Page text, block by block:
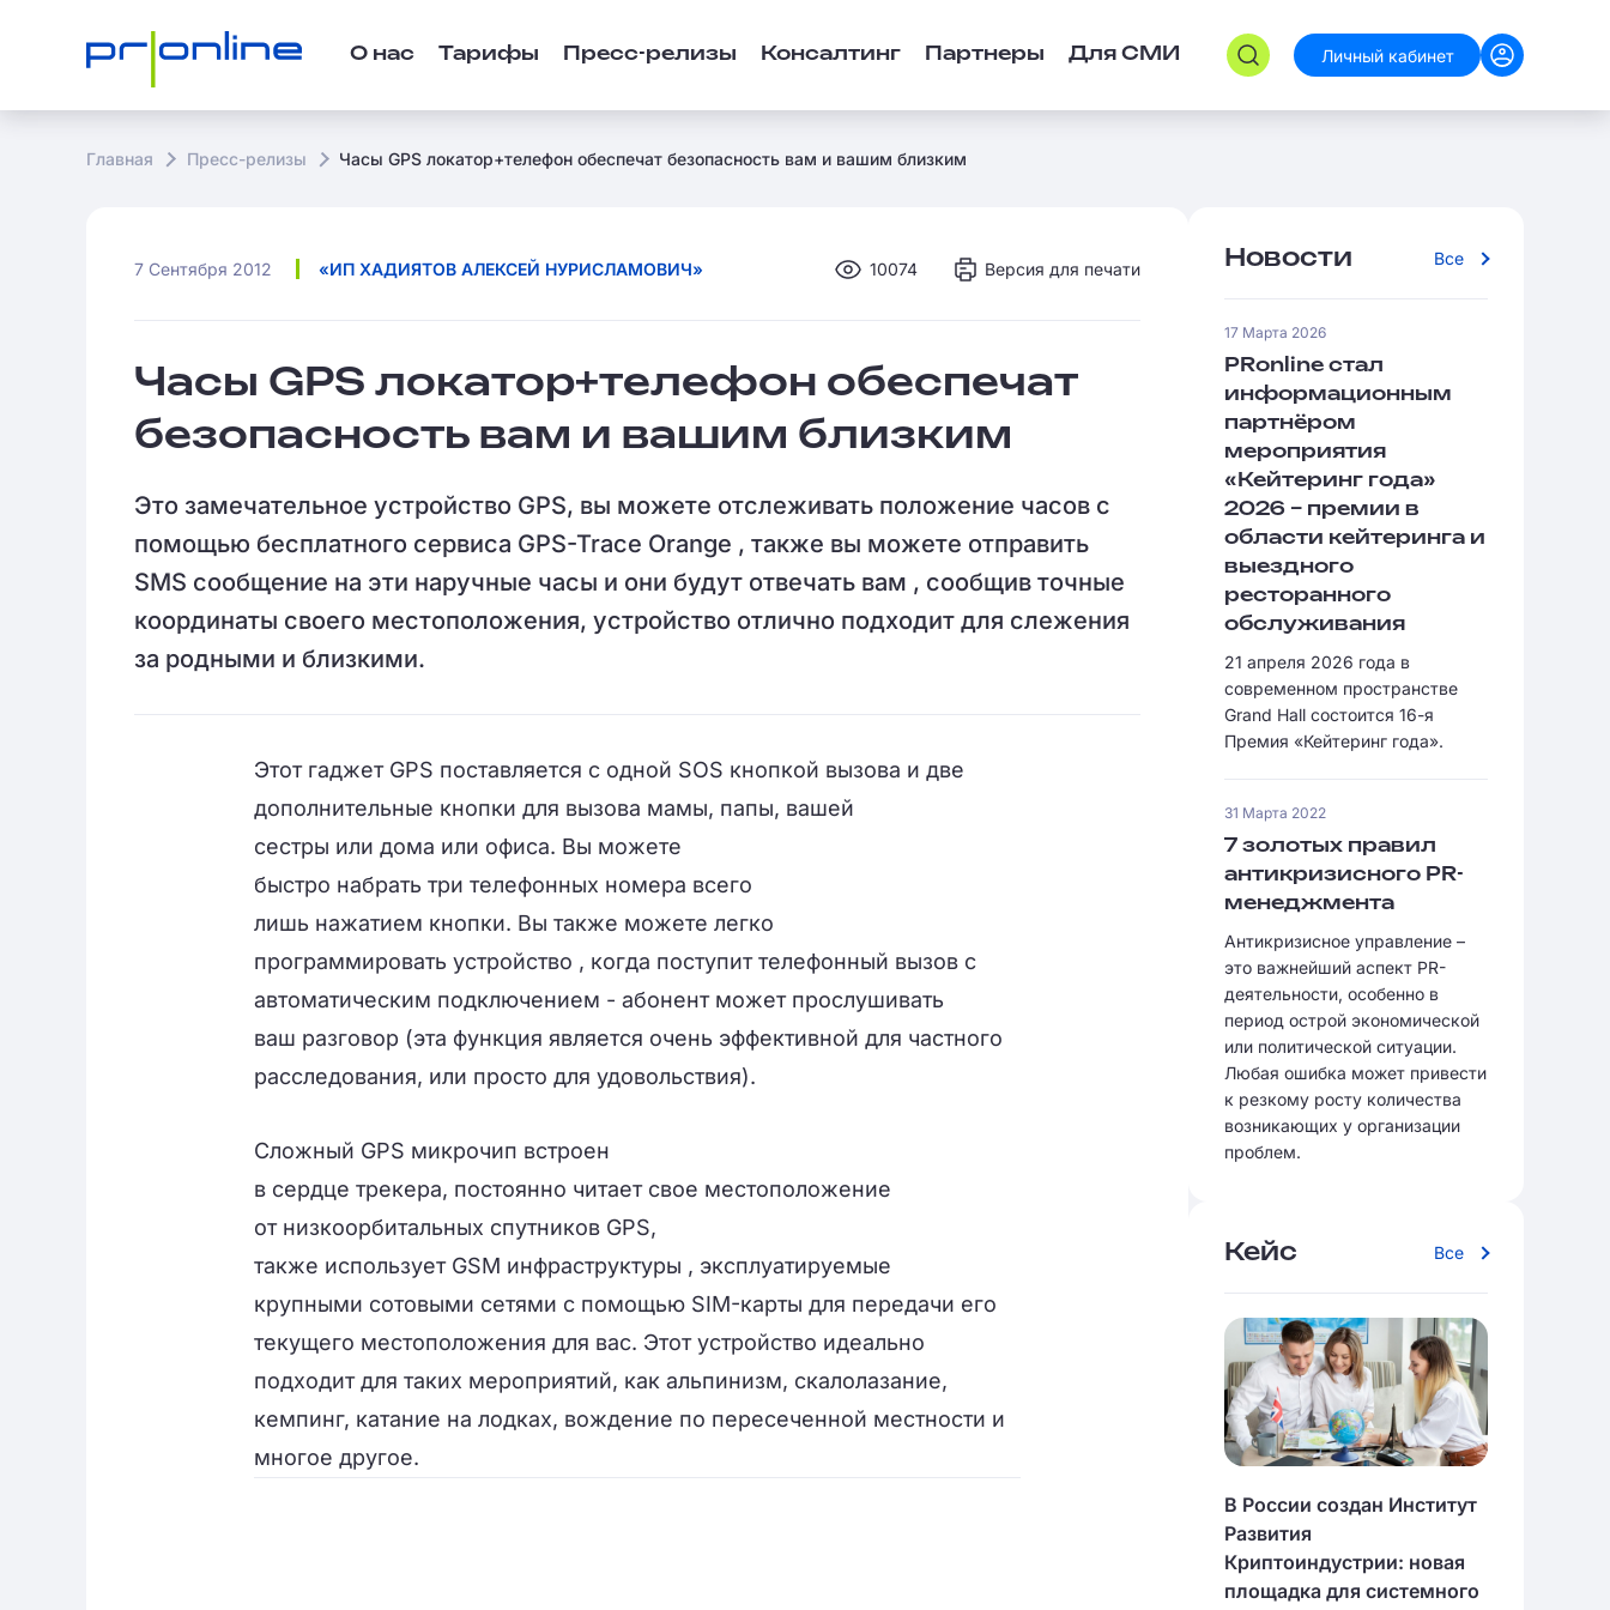
О нас Тарифы Пресс-релизы Консалтинг Партнеры Для СМИ Личный кабинет
Главная Пресс-релизы Часы GPS локатор+телефон обеспечат безопасность вам и вашим близким
7 Сентября 2012 «ИП ХАДИЯТОВ АЛЕКСЕЙ НУРИСЛАМОВИЧ» 10074 Версия для печати
Часы GPS локатор+телефон обеспечат
безопасность вам и вашим близким
Это замечательное устройство GPS, вы можете отслеживать положение часов с
помощью бесплатного сервиса GPS-Trace Orange , также вы можете отправить
SMS сообщение на эти наручные часы и они будут отвечать вам , сообщив точные
координаты своего местоположения, устройство отлично подходит для слежения
за родными и близкими.
Этот гаджет GPS поставляется с одной SOS кнопкой вызова и две
дополнительные кнопки для вызова мамы, папы, вашей
сестры или дома или офиса. Вы можете
быстро набрать три телефонных номера всего
лишь нажатием кнопки. Вы также можете легко
программировать устройство , когда поступит телефонный вызов с
автоматическим подключением - абонент может прослушивать
ваш разговор (эта функция является очень эффективной для частного
расследования, или просто для удовольствия).
Сложный GPS микрочип встроен
в сердце трекера, постоянно читает свое местоположение
от низкоорбитальных спутников GPS,
также использует GSM инфраструктуры , эксплуатируемые
крупными сотовыми сетями с помощью SIM-карты для передачи его
текущего местоположения для вас. Этот устройство идеально
подходит для таких мероприятий, как альпинизм, скалолазание,
кемпинг, катание на лодках, вождение по пересеченной местности и
многое другое.
Новости Все
17 Марта 2026
PRonline стал
информационным
партнёром
мероприятия
«Кейтеринг года»
2026 – премии в
области кейтеринга и
выездного
ресторанного
обслуживания
21 апреля 2026 года в
современном пространстве
Grand Hall состоится 16-я
Премия «Кейтеринг года».
31 Марта 2022
7 золотых правил
антикризисного PR-
менеджмента
Антикризисное управление –
это важнейший аспект PR-
деятельности, особенно в
период острой экономической
или политической ситуации.
Любая ошибка может привести
к резкому росту количества
возникающих у организации
проблем.
Кейс Все
В России создан Институт
Развития
Криптоиндустрии: новая
площадка для системного